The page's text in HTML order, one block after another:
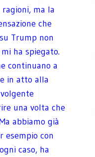
ma la
che
Trump non
ha spiegato.
continuano a
in atto alla
una volta che
abbiamo già
esempio con
caso, ha